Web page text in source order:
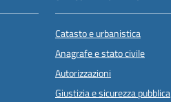
Catasto e urbanistica
Anagrafe e stato civile
Autorizzazioni
Giustizia e sicurezza pubblica